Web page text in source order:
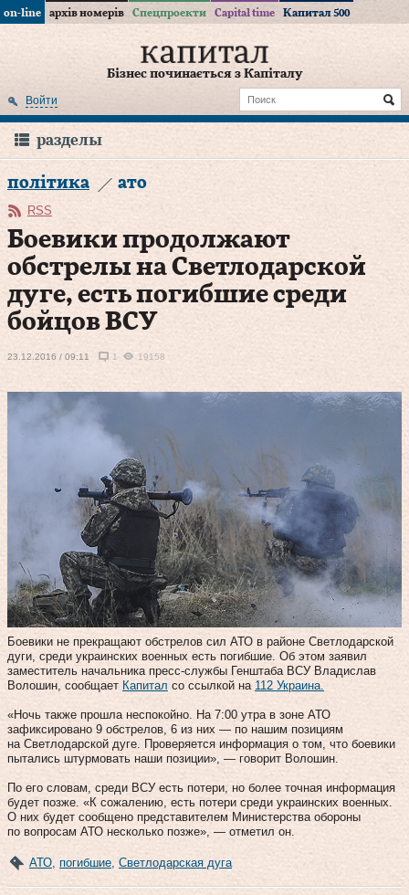
on-line архів номерів Спецпроекти Capital time Капитал 500
Бізнес починається з Капіталу
Войти
разделы
політика ато
RSS
Боевики продолжают
обстрелы на Светлодарской
дуге, есть погибшие среди
бойцов ВСУ
23.12.2016 / 09:11 1 19158
Боевики не прекращают обстрелов сил АТО в районе Светлодарской
дуги, среди украинских военных есть погибшие. Об этом заявил
заместитель начальника пресс-службы Генштаба ВСУ Владислав
Волошин, сообщает Капитал со ссылкой на 112 Украина.
«Ночь также прошла неспокойно. На 7:00 утра в зоне АТО
зафиксировано 9 обстрелов, 6 из них — по нашим позициям
на Светлодарской дуге. Проверяется информация о том, что боевики
пытались штурмовать наши позиции», — говорит Волошин.
По его словам, среди ВСУ есть потери, но более точная информация
будет позже. «К сожалению, есть потери среди украинских военных.
О них будет сообщено представителем Министерства обороны
по вопросам АТО несколько позже», — отметил он.
АТО погибшие Светлодарская дуга